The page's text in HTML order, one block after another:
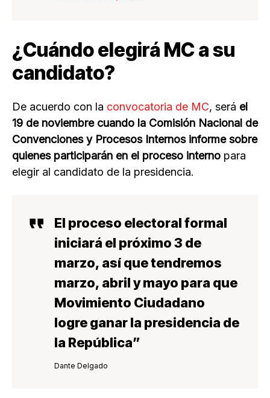
¿Cuándo elegirá MC a su
candidato?
De acuerdo con la convocatoria de MC, será el
19 de noviembre cuando la Comisión Nacional de
Convenciones y Procesos Internos informe sobre
quienes participarán en el proceso interno para
elegir al candidato de la presidencia.
El proceso electoral formal
iniciará el próximo 3 de
marzo, así que tendremos
marzo, abril y mayo para que
Movimiento Ciudadano
logre ganar la presidencia de
la República”
Dante Delgado